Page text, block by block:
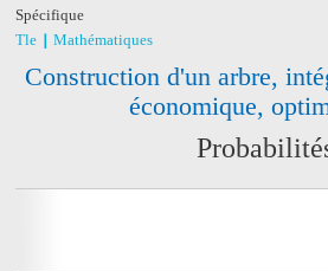
Spécifique
Tle
Mathématiques
Construction d'un arbre,
économique,